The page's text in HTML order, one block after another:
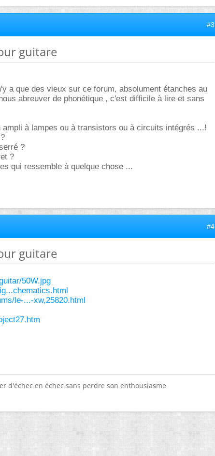
#3
guitare
a que des vieux sur ce forum, absolument étanches au
abreuver de phonétique , c'est difficile à lire et sans
à lampes ou à transistors ou à circuits intégrés ...!
?
?
qui ressemble à quelque chose ...
#4
guitare
50W.jpg
le-...-xw,25820.html
d'échec en échec sans perdre son enthousiasme